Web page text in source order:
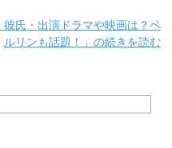
彼氏・出演ドラマや映画は？ベ
ルリンも話題！」の続きを読む